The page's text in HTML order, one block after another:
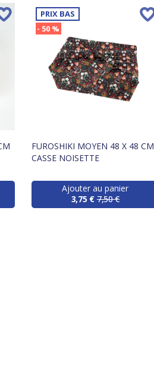
PRIX BAS
- 50 %
FUROSHIKI MOYEN 48 X 48 CM
CASSE NOISETTE
Ajouter au panier
3,75 € 7,50 €